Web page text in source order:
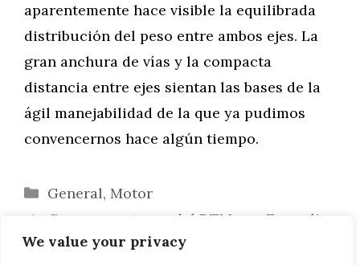
We value your privacy
aparentemente hace visible la equilibrada
distribución del peso entre ambos ejes. La
gran anchura de vías y la compacta
distancia entre ejes sientan las bases de la
ágil manejabilidad de la que ya pudimos
convencernos hace algún tiempo.
Categorías
General, Motor
Carrera nocturna del DTM con Zanardi:
BMW espera con impaciencia Misano